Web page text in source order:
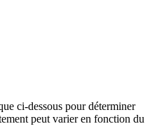
ci-dessous pour déterminer
peut varier en fonction du